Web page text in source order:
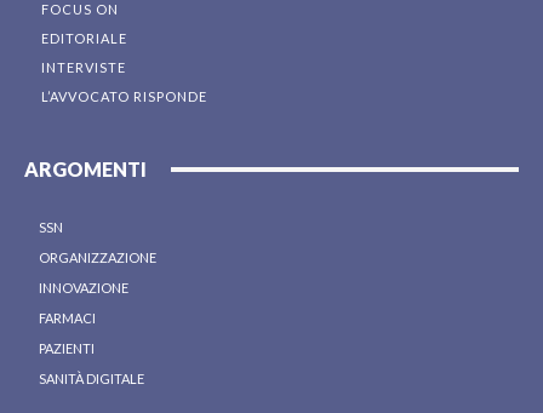
FOCUS ON
EDITORIALE
INTERVISTE
L’AVVOCATO RISPONDE
ARGOMENTI
SSN
ORGANIZZAZIONE
INNOVAZIONE
FARMACI
PAZIENTI
SANITÀ DIGITALE